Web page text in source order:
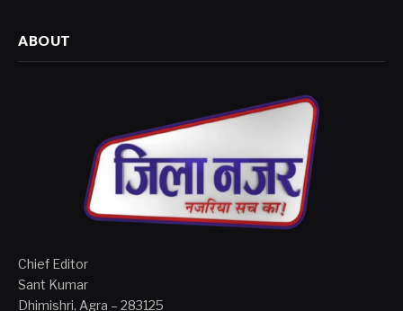
ABOUT
Chief Editor
Sant Kumar
Dhimishri, Agra – 283125